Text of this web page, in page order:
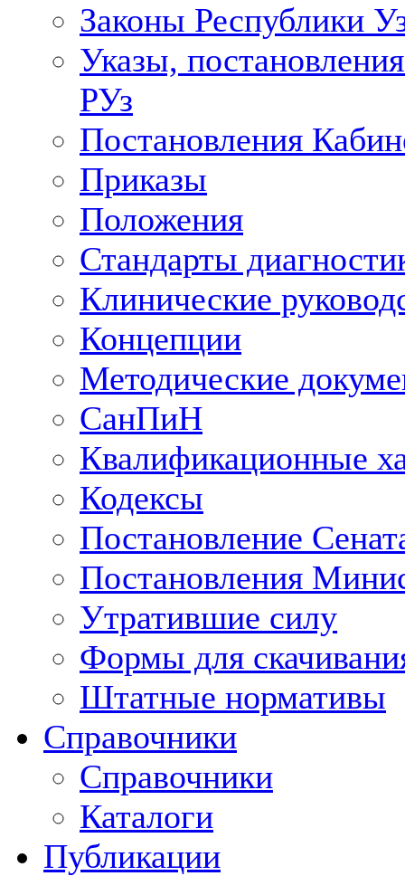
Законы Республики
Указы,
РУз
Постановления
Приказы
Положения
Стандарты
Клинические
Концепции
Методические
СанПиН
Квалификационные
Кодексы
Постановление
Постановления
Утратившие силу
Формы для
Штатные нормативы
Справочники
Справочники
Каталоги
Публикации